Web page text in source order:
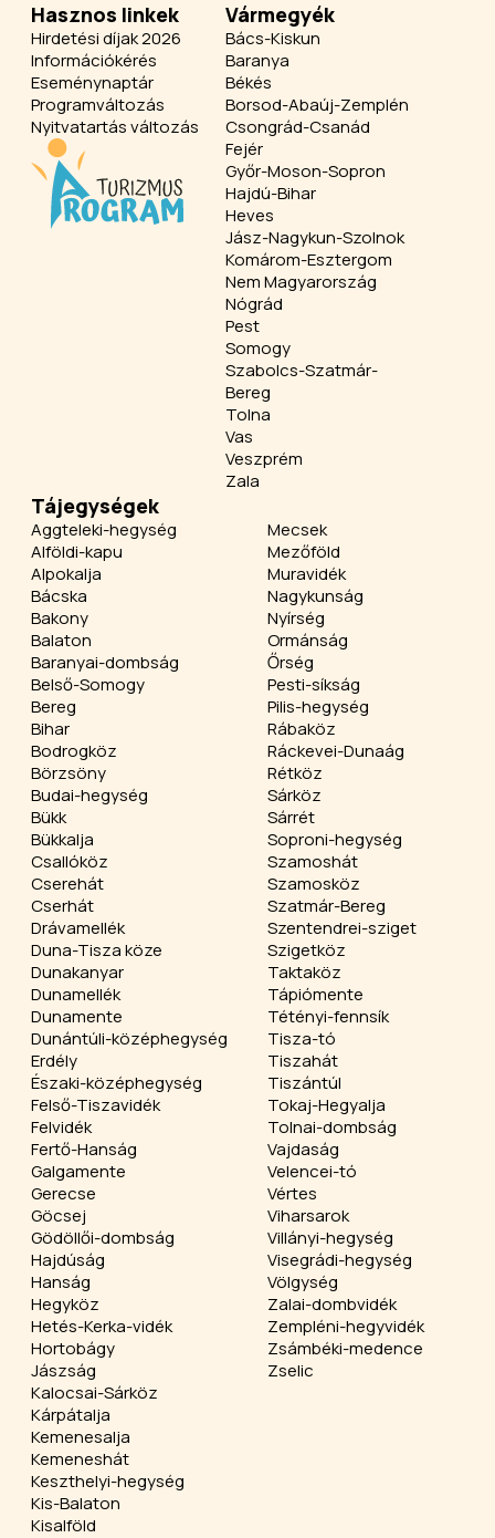
Hasznos linkek
Hirdetési díjak 2026
Információkérés
Eseménynaptár
Programváltozás
Nyitvatartás változás
Vármegyék
Bács-Kiskun
Baranya
Békés
Borsod-Abaúj-Zemplén
Csongrád-Csanád
Fejér
Győr-Moson-Sopron
Hajdú-Bihar
Heves
Jász-Nagykun-Szolnok
Komárom-Esztergom
Nem Magyarország
Nógrád
Pest
Somogy
Szabolcs-Szatmár-
Bereg
Tolna
Vas
Veszprém
Zala
Tájegységek
Aggteleki-hegység
Alföldi-kapu
Alpokalja
Bácska
Bakony
Balaton
Baranyai-dombság
Belső-Somogy
Bereg
Bihar
Bodrogköz
Börzsöny
Budai-hegység
Bükk
Bükkalja
Csallóköz
Cserehát
Cserhát
Drávamellék
Duna-Tisza köze
Dunakanyar
Dunamellék
Dunamente
Dunántúli-középhegység
Erdély
Északi-középhegység
Felső-Tiszavidék
Felvidék
Fertő-Hanság
Galgamente
Gerecse
Göcsej
Gödöllői-dombság
Hajdúság
Hanság
Hegyköz
Hetés-Kerka-vidék
Hortobágy
Jászság
Kalocsai-Sárköz
Kárpátalja
Kemenesalja
Kemeneshát
Keszthelyi-hegység
Kis-Balaton
Kisalföld
Mecsek
Mezőföld
Muravidék
Nagykunság
Nyírség
Ormánság
Őrség
Pesti-síkság
Pilis-hegység
Rábaköz
Ráckevei-Dunaág
Rétköz
Sárköz
Sárrét
Soproni-hegység
Szamoshát
Szamosköz
Szatmár-Bereg
Szentendrei-sziget
Szigetköz
Taktaköz
Tápiómente
Tétényi-fennsík
Tisza-tó
Tiszahát
Tiszántúl
Tokaj-Hegyalja
Tolnai-dombság
Vajdaság
Velencei-tó
Vértes
Viharsarok
Villányi-hegység
Visegrádi-hegység
Völgység
Zalai-dombvidék
Zempléni-hegyvidék
Zsámbéki-medence
Zselic